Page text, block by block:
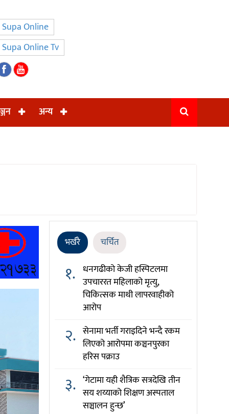
Supa Online
Supa Online Tv
अन्य
भर्खरै चर्चित
१. धनगढीको केजी हस्पिटलमा
उपचाररत महिलाको मृत्यु,
चिकित्सक माथी लापरवाहीको
आरोप
२. सेनामा भर्ती गराइदिने भन्दै रकम
लिएको आरोपमा कञ्चनपुरका
हरिस पक्राउ
३. ‘गेटामा यही शैत्रिक सत्रदेखि तीन
सय शय्याको शिक्षण अस्पताल
सञ्चालन हुन्छ’